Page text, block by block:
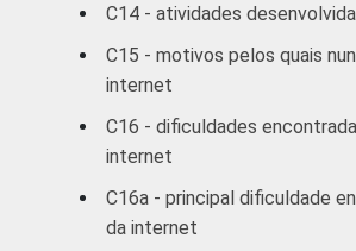
SITUAÇÃO
DE
Trabalhador
população
C14 - atividades
C15 - motivos pelos quais
internet
C16 - dificuldades
internet
C16a - principal dificuldade
da internet